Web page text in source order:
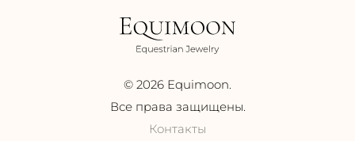
© 2026 Equimoon.
Все права защищены.
Контакты